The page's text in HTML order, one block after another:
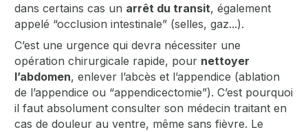
dans certains cas un arrêt du transit, également
appelé “occlusion intestinale” (selles, gaz...).
C’est une urgence qui devra nécessiter une
opération chirurgicale rapide, pour nettoyer
l’abdomen, enlever l’abcès et l’appendice (ablation
de l’appendice ou “appendicectomie”). C’est pourquoi
il faut absolument consulter son médecin traitant en
cas de douleur au ventre, même sans fièvre. Le